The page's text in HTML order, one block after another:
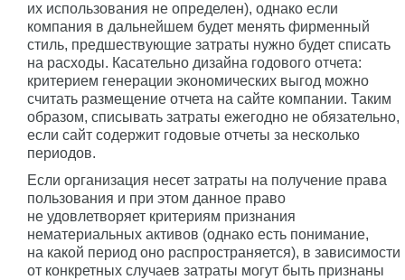
их использования не определен), однако если
компания в дальнейшем будет менять фирменный
стиль, предшествующие затраты нужно будет списать
на расходы. Касательно дизайна годового отчета:
критерием генерации экономических выгод можно
считать размещение отчета на сайте компании. Таким
образом, списывать затраты ежегодно не обязательно,
если сайт содержит годовые отчеты за несколько
периодов.
Если организация несет затраты на получение права
пользования и при этом данное право
не удовлетворяет критериям признания
нематериальных активов (однако есть понимание,
на какой период оно распространяется), в зависимости
от конкретных случаев затраты могут быть признаны